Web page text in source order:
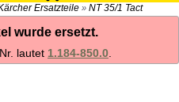
Ersatzteile » NT 35/1 Tact
wurde ersetzt.
lautet 1.184-850.0.